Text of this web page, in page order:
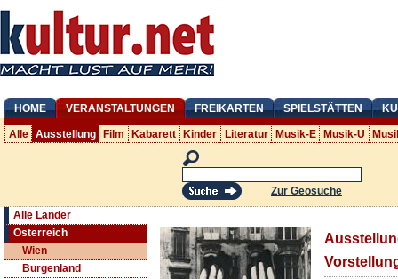
HOME VERANSTALTUNGEN FREIKARTEN SPIELSTÄTTEN
Alle Ausstellung Film Kabarett Kinder Literatur Musik-E Musik-U
Zur Geosuche
Alle Länder
Österreich
Wien
Burgenland